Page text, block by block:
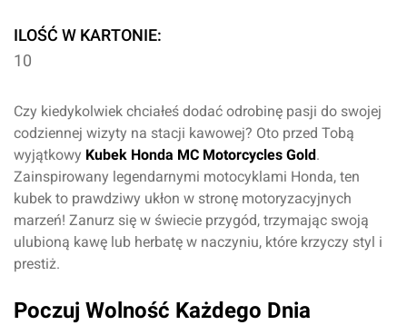
ILOŚĆ W KARTONIE:
10
Czy kiedykolwiek chciałeś dodać odrobinę pasji do swojej
codziennej wizyty na stacji kawowej? Oto przed Tobą
wyjątkowy Kubek Honda MC Motorcycles Gold .
Zainspirowany legendarnymi motocyklami Honda, ten
kubek to prawdziwy ukłon w stronę motoryzacyjnych
marzeń! Zanurz się w świecie przygód, trzymając swoją
ulubioną kawę lub herbatę w naczyniu, które krzyczy styl i
prestiż.
Poczuj Wolność Każdego Dnia